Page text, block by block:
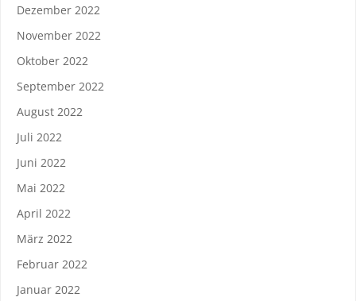
Dezember 2022
November 2022
Oktober 2022
September 2022
August 2022
Juli 2022
Juni 2022
Mai 2022
April 2022
März 2022
Februar 2022
Januar 2022